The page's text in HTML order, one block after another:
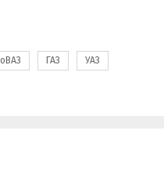
ГАЗ УАЗ